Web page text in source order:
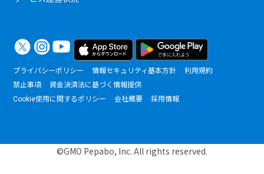
プライバシーポリシー 情報セキュリティ基本方針
利用規約
禁止事項
資金決済法に基づく情報提供
Cookie使用に関するポリシー
会社概要 採用情報
©GMO Pepabo, Inc. All rights reserved.